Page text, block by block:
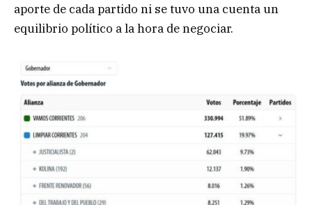
aporte de cada partido ni se tuvo una cuenta un
equilibrio político a la hora de negociar.